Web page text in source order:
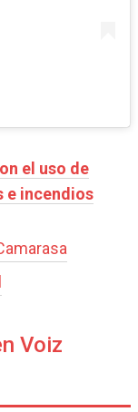
el uso de
e incendios
Voiz